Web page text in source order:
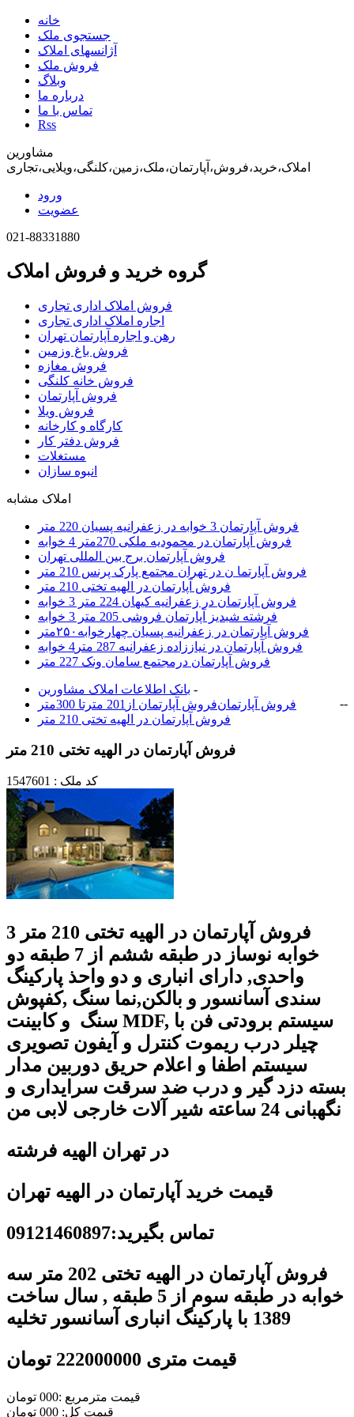
خانه
جستجوی ملک
آژانسهای املاک
فروش ملک
وبلاگ
درباره ما
تماس با ما
Rss
مشاورین
املاک،خرید،فروش،آپارتمان،ملک،زمین،کلنگی،ویلایی،تجاری
ورود
عضویت
021-88331880
گروه خرید و فروش املاک
فروش املاک اداری تجاری
اجاره املاک اداری تجاری
رهن و اجاره آپارتمان تهران
فروش باغ وزمین
فروش مغازه
فروش خانه کلنگی
فروش آپارتمان
فروش ویلا
کارگاه و کارخانه
فروش دفتر کار
مستغلات
انبوه سازان
املاک مشابه
فروش آپارتمان 3 خوابه در زعفرانیه پسیان 220 متر
فروش آپارتمان در محمودیه ملکی 270متر 4 خوابه
فروش آپارتمان برج بین المللی تهران
فروش آپارتما ن در تهران مجتمع پارک پرنس 210 متر
فروش آپارتمان در الهیه تختی 210 متر
فروش آپارتمان در زعفرانیه کیهان 224 متر 3 خوابه
فرشته شبدیز آپارتمان فروشی 205 متر 3 خوابه
فروش آپارتمان در زعفرانیه پسیان چهارخوابه۲۵۰متر
فروش آپارتمان در نیاززاده زعفرانیه 287 متر4 خوابه
فروش آپارتمان درمجتمع سامان ونک 227 متر
بانک اطلاعات املاک مشاورين -
فروش آپارتمان
- فروش آپارتمان از201 مترتا 300متر
-
فروش آپارتمان در الهیه تختی 210 متر
فروش آپارتمان در الهیه تختی 210 متر
کد ملک : 1547601
فروش آپارتمان در الهیه تختی 210 متر 3
خوابه نوساز در طبقه ششم از 7 طبقه دو
واحدی, دارای انباری و دو واحذ پارکینگ
سندی آسانسور و بالکن,نما سنگ ,کفپوش
سنگ و کابینت MDF, سیستم برودتی فن با
چیلر درب ریموت کنترل و آیفون تصویری
سیستم اطفا و اعلام حریق دوربین مدار
بسته دزد گیر و درب ضد سرقت سرایداری و
نگهبانی 24 ساعته شیر آلات خارجی لابی من
در تهران الهیه فرشته
قیمت خرید آپارتمان در الهیه تهران
تماس بگیرید:09121460897
فروش آپارتمان در الهیه تختی 202 متر سه
خوابه در طبقه سوم از 5 طبقه , سال ساخت
1389 با پارکینگ انباری آسانسور تخلیه
قیمت متری 222000000 تومان
قیمت مترمربع :000 تومان
قیمت کل: 000 تومان